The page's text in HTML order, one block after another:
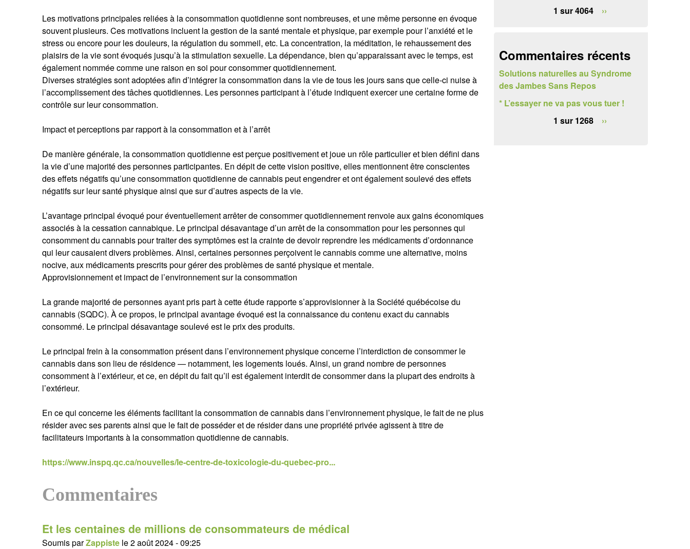
Les motivations principales reliées à la consommation quotidienne sont nombreuses, et une même personne en évoque
souvent plusieurs. Ces motivations incluent la gestion de la santé mentale et physique, par exemple pour l’anxiété et le
stress ou encore pour les douleurs, la régulation du sommeil, etc. La concentration, la méditation, le rehaussement des
plaisirs de la vie sont évoqués jusqu’à la stimulation sexuelle. La dépendance, bien qu’apparaissant avec le temps, est
également nommée comme une raison en soi pour consommer quotidiennement.
Diverses stratégies sont adoptées afin d’intégrer la consommation dans la vie de tous les jours sans que celle-ci nuise à
l’accomplissement des tâches quotidiennes. Les personnes participant à l’étude indiquent exercer une certaine forme de
contrôle sur leur consommation.
Impact et perceptions par rapport à la consommation et à l’arrêt
De manière générale, la consommation quotidienne est perçue positivement et joue un rôle particulier et bien défini dans
la vie d’une majorité des personnes participantes. En dépit de cette vision positive, elles mentionnent être conscientes
des effets négatifs qu’une consommation quotidienne de cannabis peut engendrer et ont également soulevé des effets
négatifs sur leur santé physique ainsi que sur d’autres aspects de la vie.
L’avantage principal évoqué pour éventuellement arrêter de consommer quotidiennement renvoie aux gains économiques
associés à la cessation cannabique. Le principal désavantage d’un arrêt de la consommation pour les personnes qui
consomment du cannabis pour traiter des symptômes est la crainte de devoir reprendre les médicaments d’ordonnance
qui leur causaient divers problèmes. Ainsi, certaines personnes perçoivent le cannabis comme une alternative, moins
nocive, aux médicaments prescrits pour gérer des problèmes de santé physique et mentale.
Approvisionnement et impact de l’environnement sur la consommation
La grande majorité de personnes ayant pris part à cette étude rapporte s’approvisionner à la Société québécoise du
cannabis (SQDC). À ce propos, le principal avantage évoqué est la connaissance du contenu exact du cannabis
consommé. Le principal désavantage soulevé est le prix des produits.
Le principal frein à la consommation présent dans l’environnement physique concerne l’interdiction de consommer le
cannabis dans son lieu de résidence — notamment, les logements loués. Ainsi, un grand nombre de personnes
consomment à l’extérieur, et ce, en dépit du fait qu’il est également interdit de consommer dans la plupart des endroits à
l’extérieur.
En ce qui concerne les éléments facilitant la consommation de cannabis dans l’environnement physique, le fait de ne plus
résider avec ses parents ainsi que le fait de posséder et de résider dans une propriété privée agissent à titre de
facilitateurs importants à la consommation quotidienne de cannabis.
https://www.inspq.qc.ca/nouvelles/le-centre-de-toxicologie-du-quebec-pro...
Commentaires
Et les centaines de millions de consommateurs de médical
Soumis parZappiste le2 août 2024 - 09:25
c
h
1 sur 4064
››
Commentaires récents
Solutions naturelles au Syndrome
des Jambes Sans Repos
* L’essayer ne va pas vous tuer !
1 sur 1268
››